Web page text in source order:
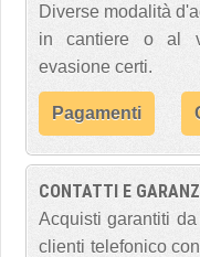
Diverse modalità
in cantiere o al
evasione certi.
Pagamenti
CONTATTI E
Acquisti garantiti
clienti telefonico